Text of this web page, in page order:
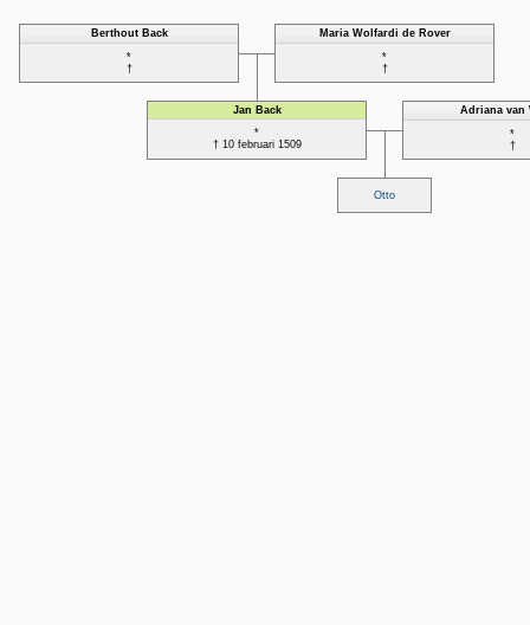
Berthout Back
*
†
Maria Wolfardi de Rover
*
†
Jan Back
*
† 10 februari 1509
Adriana van
*
†
Otto